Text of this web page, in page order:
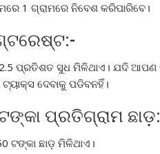
1 ଗ୍ରାମରେ ନିବେଶ କରିପାରିବେ।
ପ୍ରତିଶତ ସୁଧ ମିଳିଥାଏ। ଯଦି ଆପଣ
ଦେବାକୁ ପଡିବନହିଁ।
ପ୍ରତିଗ୍ରାମ
ଛାଡ଼ ମିଳିଥାଏ।